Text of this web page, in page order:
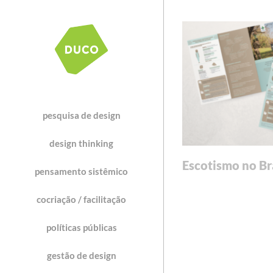
pesquisa de design
design thinking
pensamento sistêmico
cocriação / facilitação
políticas públicas
gestão de design
Escotismo no